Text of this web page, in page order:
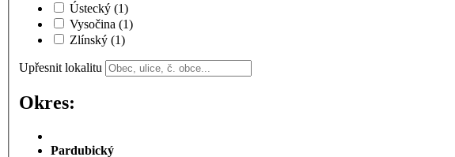
Ústecký (1)
Vysočina (1)
Zlínský (1)
Upřesnit lokalitu
Okres:
Pardubický